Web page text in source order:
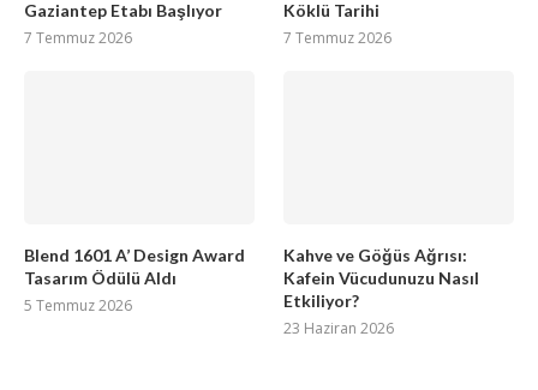
Gaziantep Etabı Başlıyor
7 Temmuz 2026
Köklü Tarihi
7 Temmuz 2026
Blend 1601 A’ Design Award
Tasarım Ödülü Aldı
5 Temmuz 2026
Kahve ve Göğüs Ağrısı:
Kafein Vücudunuzu Nasıl
Etkiliyor?
23 Haziran 2026